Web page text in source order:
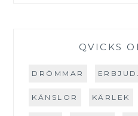
QVICKS
DRÖMMAR
KÄNSLOR KÄRLEK